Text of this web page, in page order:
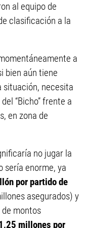
al equipo de
clasificación a la
a
bien aún tiene
necesita
“Bicho” frente a
en zona de
no jugar la
sería enorme, ya
por partido de
asegurados) y
de montos
millones por